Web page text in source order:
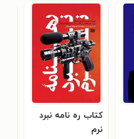
کتاب ‌‫ره نامه نبرد
نرم‬